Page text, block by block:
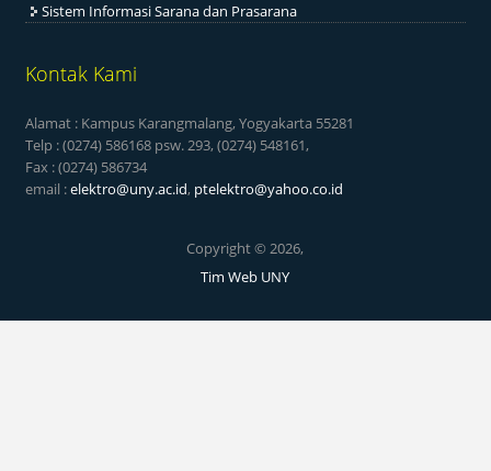
Sistem Informasi Sarana dan Prasarana
Kontak Kami
Alamat : Kampus Karangmalang, Yogyakarta 55281
Telp : (0274) 586168 psw. 293, (0274) 548161,
Fax : (0274) 586734
email :elektro@uny.ac.id, ptelektro@yahoo.co.id
Copyright © 2026,
Tim Web UNY